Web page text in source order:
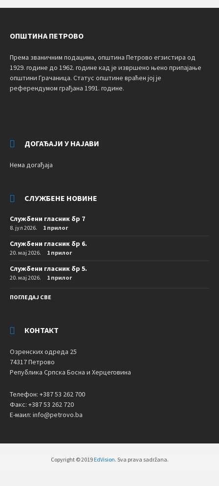
ОПШТИНА ПЕТРОВО
Према званичним подацима, општина Петрово егзистира од
1929. године до 1962. године кад је извршено њено припајање
општини Грачаница. Статус општине враћен јој је
референдумом грађана 1991. године.
ДОГАЂАЈИ У НАЈАВИ
Нема догађаја
СЛУЖБЕНЕ НОВИНЕ
Службени гласник бр 7
8. јул 2026. 1 прилог
Службени гласник бр 6.
20. мај 2026. 1 прилог
Службени гласник бр 5.
20. мај 2026. 1 прилог
ПОГЛЕДАЈ СВЕ
КОНТАКТ
Озренских одреда 25
74317 Петрово
Република Српска Босна и Херцеговина
Телефон: +387 53 262 700
Факс: +387 53 262 720
Е-маил: info@petrovo.ba
Copyright © 2019 EdVision. Sva prava sadržana.